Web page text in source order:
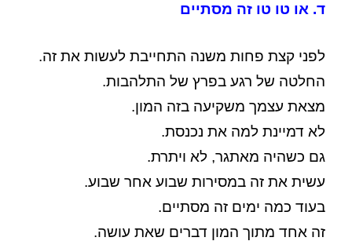
ד. או טו טו זה מסתיים
לפני קצת פחות משנה התחייבת לעשות את זה.
החלטה של רגע בפרץ של התלהבות.
מצאת עצמך משקיעה בזה המון.
לא דמיינת למה את נכנסת.
גם כשהיה מאתגר, לא ויתרת.
עשית את זה במסירות שבוע אחר שבוע.
בעוד כמה ימים זה מסתיים.
זה אחד מתוך המון דברים שאת עושה.